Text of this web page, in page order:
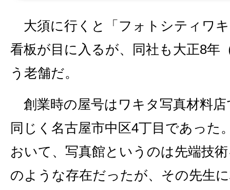
大須に行くと「フォトシティワ
看板が目に入るが、同社も大正8年
う老舗だ。
創業時の屋号はワキタ写真材料店
同じく名古屋市中区4丁目であった
おいて、写真館というのは先端技
のような存在だったが、その先生